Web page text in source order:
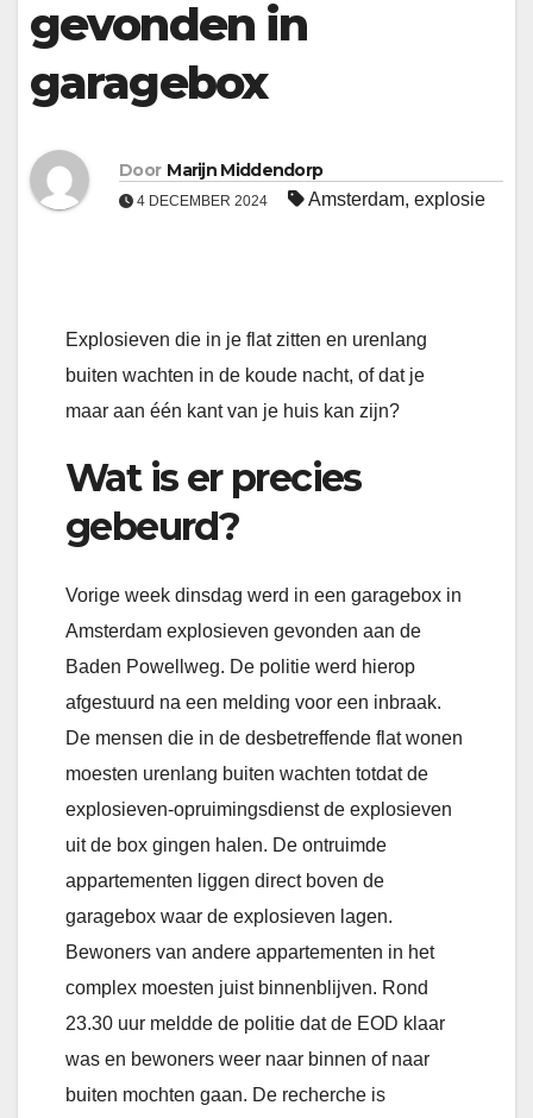
gevonden in
garagebox
Door Marijn Middendorp
4 DECEMBER 2024 Amsterdam, explosie
Explosieven die in je flat zitten en urenlang
buiten wachten in de koude nacht, of dat je
maar aan één kant van je huis kan zijn?
Wat is er precies
gebeurd?
Vorige week dinsdag werd in een garagebox in
Amsterdam explosieven gevonden aan de
Baden Powellweg. De politie werd hierop
afgestuurd na een melding voor een inbraak.
De mensen die in de desbetreffende flat wonen
moesten urenlang buiten wachten totdat de
explosieven-opruimingsdienst de explosieven
uit de box gingen halen. De ontruimde
appartementen liggen direct boven de
garagebox waar de explosieven lagen.
Bewoners van andere appartementen in het
complex moesten juist binnenblijven. Rond
23.30 uur meldde de politie dat de EOD klaar
was en bewoners weer naar binnen of naar
buiten mochten gaan. De recherche is